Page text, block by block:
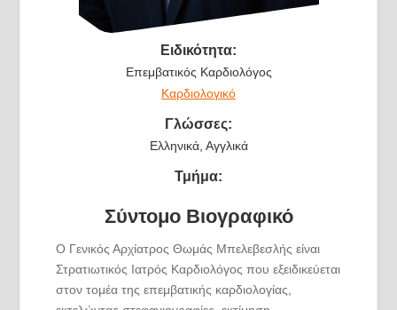
Ειδικότητα:
Επεμβατικός Καρδιολόγος
Καρδιολογικό
Γλώσσες:
Ελληνικά, Αγγλικά
Τμήμα:
Σύντομο Βιογραφικό
Ο Γενικός Αρχίατρος Θωμάς Μπελεβεσλής είναι
Στρατιωτικός Ιατρός Καρδιολόγος που εξειδικεύεται
στον τομέα της επεμβατικής καρδιολογίας,